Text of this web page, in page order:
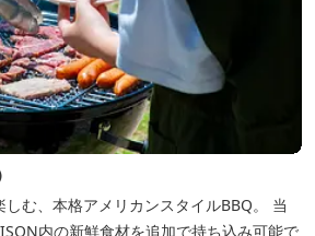
む、本格アメリカンスタイルBBQ。 当
内の新鮮食材を追加で持ち込み可能で